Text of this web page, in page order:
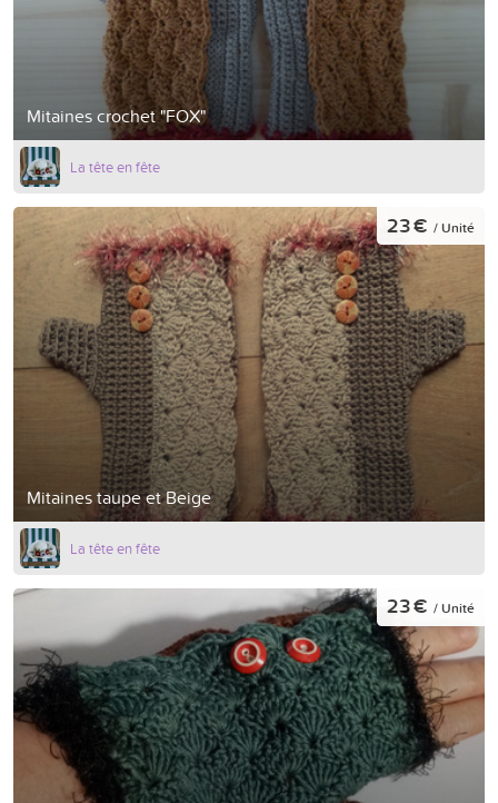
Mitaines crochet "FOX"
La tête en fête
Mitaines taupe et Beige
23 € / Unité
La tête en fête
23 € / Unité